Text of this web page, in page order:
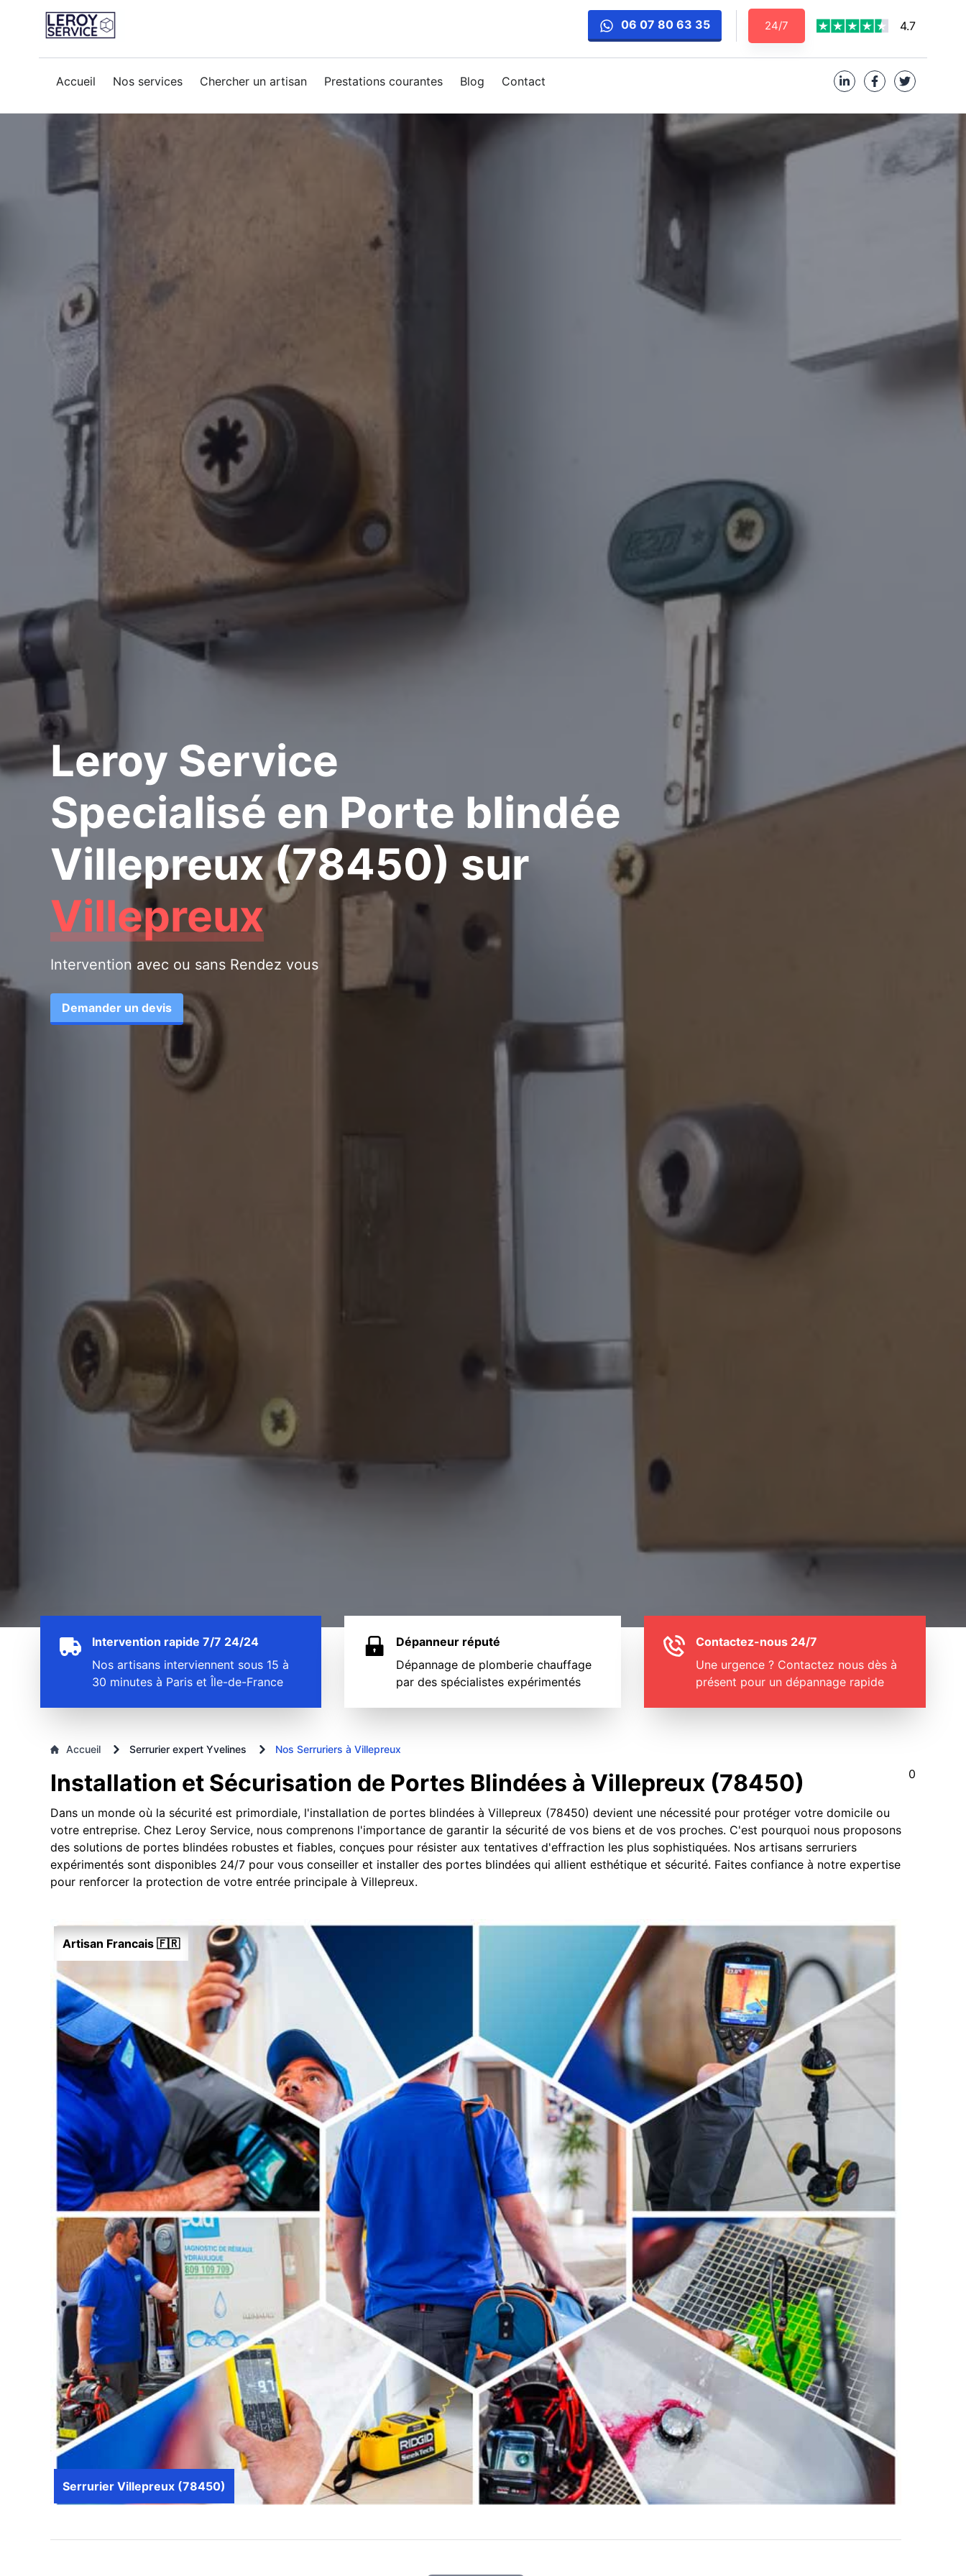
06 07 80 63 35 24/7 4.7
Accueil Nos services Chercher un artisan Prestations courantes Blog Contact
porte-blinde
Leroy Service
Specialisé en Porte blindée
Villepreux (78450) sur
Villepreux
Intervention avec ou sans Rendez vous
Demander un devis
Intervention rapide 7/7 24/24
Nos artisans interviennent sous 15 à
30 minutes à Paris et Île-de-France
Dépanneur réputé
Dépannage de plomberie chauffage
par des spécialistes expérimentés
Contactez-nous 24/7
Une urgence ? Contactez nous dès à
présent pour un dépannage rapide
Accueil Serrurier expert Yvelines Nos Serruriers à Villepreux
Installation et Sécurisation de Portes Blindées à Villepreux (78450)
Dans un monde où la sécurité est primordiale, l'installation de portes blindées à Villepreux (78450) devient une nécessité pour protéger votre domicile ou
votre entreprise. Chez Leroy Service, nous comprenons l'importance de garantir la sécurité de vos biens et de vos proches. C'est pourquoi nous proposons
des solutions de portes blindées robustes et fiables, conçues pour résister aux tentatives d'effraction les plus sophistiquées. Nos artisans serruriers
expérimentés sont disponibles 24/7 pour vous conseiller et installer des portes blindées qui allient esthétique et sécurité. Faites confiance à notre expertise
pour renforcer la protection de votre entrée principale à Villepreux.
Artisan Francais 🇫🇷
Serrurier Villepreux (78450)
0